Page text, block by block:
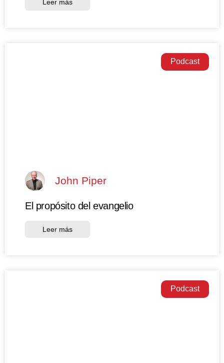
Leer más
Podcast
John Piper
El propósito del evangelio
Leer más
Podcast